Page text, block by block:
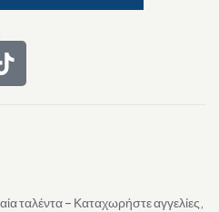
ταλέντα – Καταχωρήστε αγγελίες,